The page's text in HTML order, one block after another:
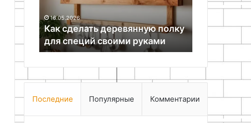
руками16.05.2026
Как сделать деревянную полку
для специй своими руками
и
Как
для
Последние Популярные Комментарии